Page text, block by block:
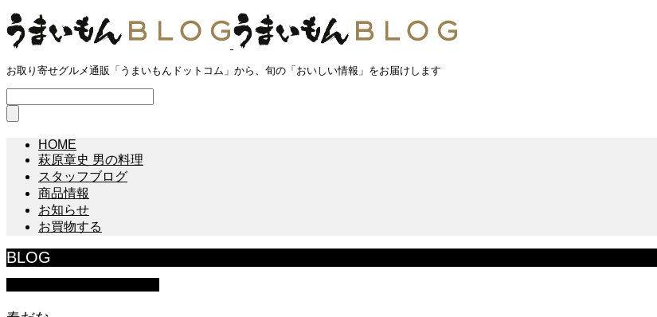
お取り寄せグルメ通販「うまいもんドットコム」から、旬の「おいしい情報」をお届けします
HOME
萩原章史 男の料理
スタッフブログ
商品情報
お知らせ
お買物する
BLOG